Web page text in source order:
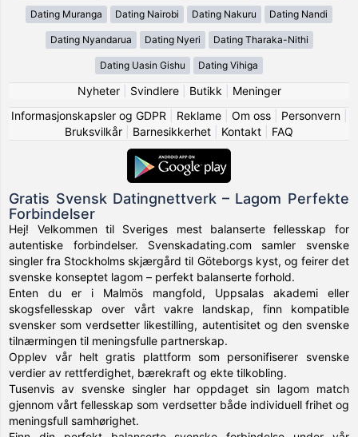
Dating Muranga Dating Nairobi Dating Nakuru Dating Nandi
Dating Nyandarua Dating Nyeri Dating Tharaka-Nithi
Dating Uasin Gishu Dating Vihiga
Nyheter| Svindlere| Butikk
Meninger
Informasjonskapsler og GDPR
Reklame| Om oss| Personvern|
Bruksvilkår
Barnesikkerhet Kontakt FAQ
Gratis Svensk Datingnettverk – Lagom Perfekte
Forbindelser
Hej! Velkommen til Sveriges mest balanserte fellesskap for
autentiske forbindelser. Svenskadating.com samler svenske
singler fra Stockholms skjærgård til Göteborgs kyst, og feirer det
svenske konseptet lagom – perfekt balanserte forhold.
Enten du er i Malmös mangfold, Uppsalas akademi eller
skogsfellesskap over vårt vakre landskap, finn kompatible
svensker som verdsetter likestilling, autentisitet og den svenske
tilnærmingen til meningsfulle partnerskap.
Opplev vår helt gratis plattform som personifiserer svenske
verdier av rettferdighet, bærekraft og ekte tilkobling.
Tusenvis av svenske singler har oppdaget sin lagom match
gjennom vårt fellesskap som verdsetter både individuell frihet og
meningsfull samhørighet.